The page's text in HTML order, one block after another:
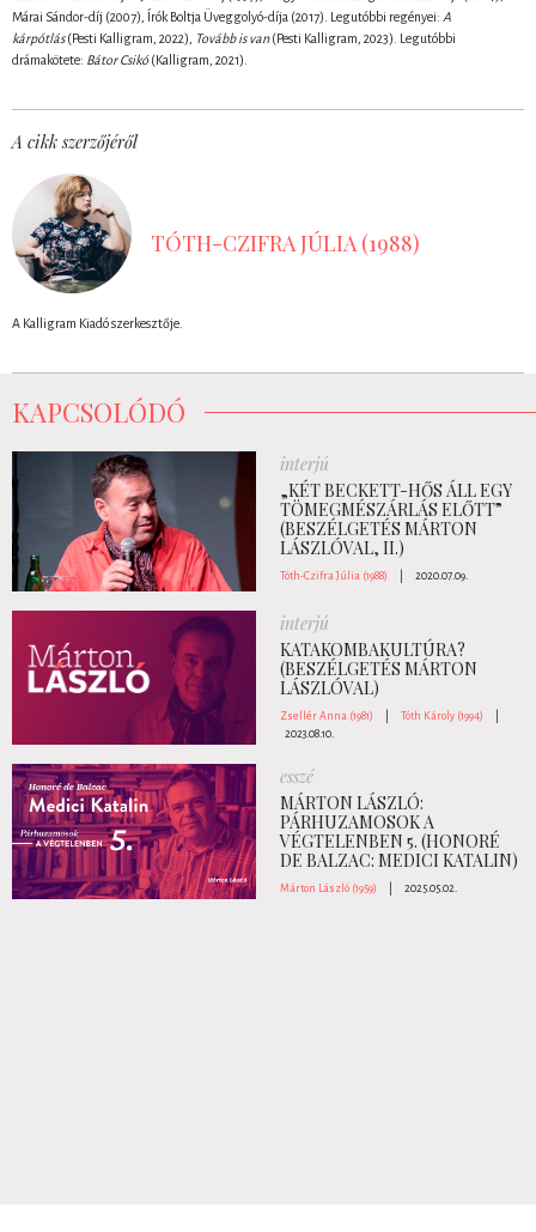
Márai Sándor-díj (2007), Írók Boltja Üveggolyó-díja (2017). Legutóbbi regényei: A
kárpótlás(Pesti Kalligram, 2022), Tovább is van(Pesti Kalligram, 2023). Legutóbbi
drámakötete: Bátor Csikó(Kalligram, 2021).
A cikk szerzőjéről
TÓTH-CZIFRA JÚLIA (1988)
A Kalligram Kiadó szerkesztője.
KAPCSOLÓDÓ
interjú
„KÉT BECKETT-HŐS ÁLL EGY
TÖMEGMÉSZÁRLÁS ELŐTT”
(BESZÉLGETÉS MÁRTON
LÁSZLÓVAL, II.)
Tóth-Czifra Júlia (1988) 2020.07.09.
interjú
KATAKOMBAKULTÚRA?
(BESZÉLGETÉS MÁRTON
LÁSZLÓVAL)
Zsellér Anna (1981) Tóth Károly (1994)
2023.08.10.
esszé
MÁRTON LÁSZLÓ:
PÁRHUZAMOSOK A
VÉGTELENBEN 5. (HONORÉ
DE BALZAC: MEDICI KATALIN)
Márton László (1959) 2025.05.02.